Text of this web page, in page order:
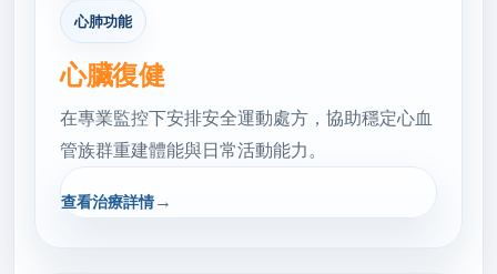
心肺功能
心臟復健
在專業監控下安排安全運動處方，協助穩定心血
管族群重建體能與日常活動能力。
查看治療詳情→